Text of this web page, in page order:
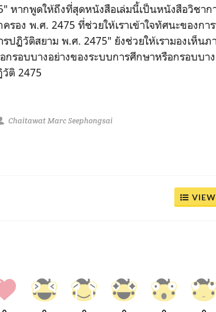
หากพูดให้ถึงที่สุดหนังสือเล่มนี้เป็นหนังสือวิชาก
รอง พ.ศ. 2475 ที่ช่วยให้เราเข้าใจทัศนะของก
ปฏิวัติสยาม พ.ศ. 2475" ยังช่วยให้เรามองเห็น
รอบบางอย่างของระบบการศึกษาหรือกรอบบา
วัติ 2475
Chaitawat Marc Seephongsai